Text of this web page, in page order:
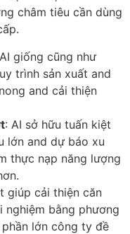
châm tiêu cần dùng
giống cũng như
trình sản xuất and
and cải thiện
: AI sở hữu tuấn kiệt
lớn and dự báo xu
thực nạp năng lượng
giúp cải thiện căn
bằng phương
lớn công ty đề